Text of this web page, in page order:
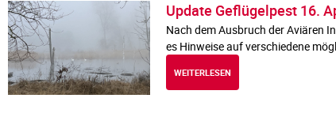
Update Geflügelpest 16.
Nach dem Ausbruch der Aviären
es Hinweise auf verschiedene
WEITERLESEN